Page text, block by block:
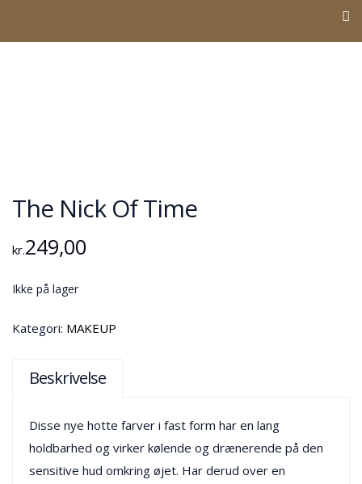
The Nick Of Time
kr.249,00
Ikke på lager
Kategori: MAKEUP
Beskrivelse
Disse nye hotte farver i fast form har en lang
holdbarhed og virker kølende og drænerende på den
sensitive hud omkring øjet. Har derud over en